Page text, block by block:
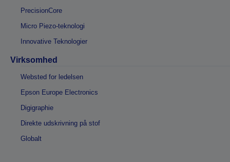
PrecisionCore
Micro Piezo-teknologi
Innovative Teknologier
Virksomhed
Websted for ledelsen
Epson Europe Electronics
Digigraphie
Direkte udskrivning på stof
Globalt